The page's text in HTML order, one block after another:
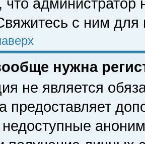
что
с ним для
нужна
не является
предоставляет
недоступные